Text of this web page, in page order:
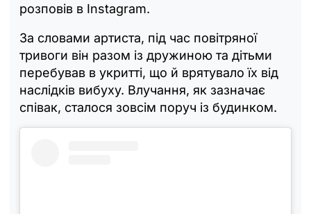
розповів в Instagram.
За словами артиста, під час повітряної
тривоги він разом із дружиною та дітьми
перебував в укритті, що й врятувало їх від
наслідків вибуху. Влучання, як зазначає
співак, сталося зовсім поруч із будинком.